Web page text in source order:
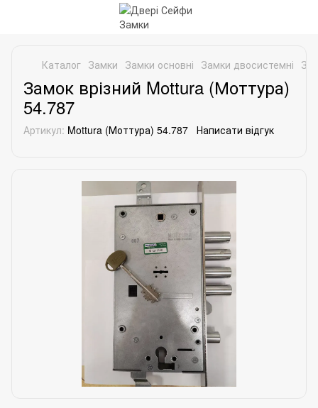
Каталог Замки Замки основні Замки двосистемні
Замок врізний Mottura (Моттура)
54.787
Артикул: Mottura (Моттура) 54.787 Написати відгук